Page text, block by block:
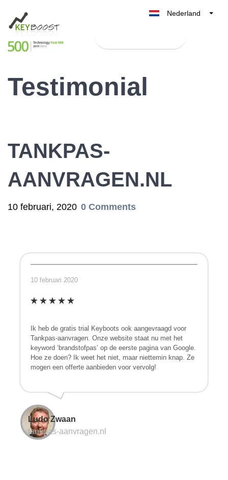
Nederland
België
Testimonial
TANKPAS-
AANVRAGEN.NL
10 februari, 2020 0 Comments
10 februari 2020
Ik heb de gratis trial Keyboots ook aangevraagd voor
Tankpas-aanvragen. Onze website staat nu met het
keyword ‘brandstofpas’ op de eerste pagina van Google.
Hoe ze doen? Ik weet het niet, maar niettemin knap. Ze
mogen een offerte aanbieden voor vervolg!
Ludo Zwaan
tankpas-aanvragen.nl